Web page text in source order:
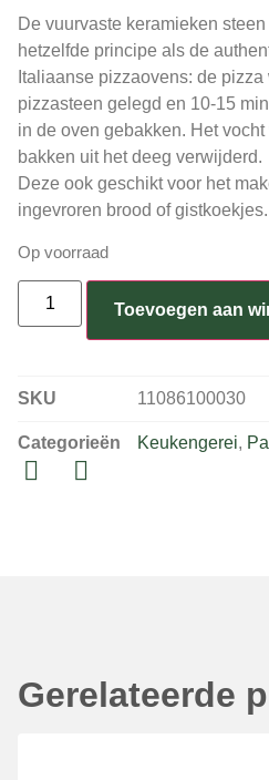
De vuurvaste keramieken
hetzelfde principe als de
Italiaanse pizzaovens: de
pizzasteen gelegd en 10-15
in de oven gebakken. Het
bakken uit het deeg verwijderd.
Deze ook geschikt voor het
ingevroren brood of gistkoekjes.
Op voorraad
Toevoegen aan
SKU 11086100030
Categorieën Keukengerei,
Gerelateerde